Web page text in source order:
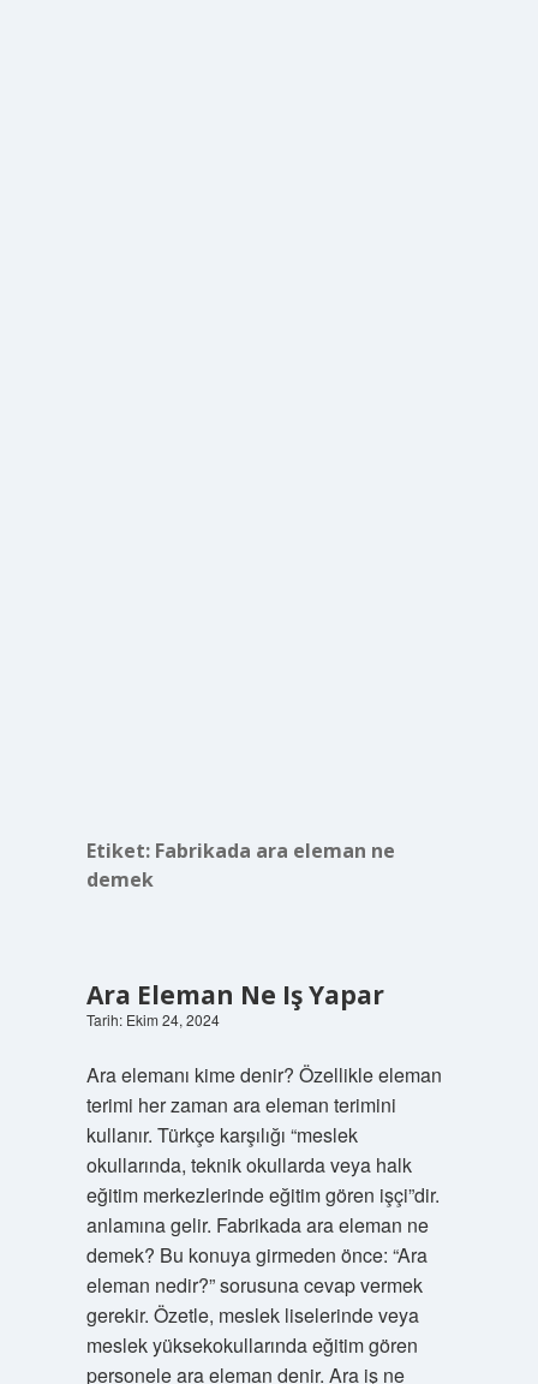
Etiket: Fabrikada ara eleman ne
demek
Ara Eleman Ne Iş Yapar
Tarih: Ekim 24, 2024
Ara elemanı kime denir? Özellikle eleman
terimi her zaman ara eleman terimini
kullanır. Türkçe karşılığı “meslek
okullarında, teknik okullarda veya halk
eğitim merkezlerinde eğitim gören işçi”dir.
anlamına gelir. Fabrikada ara eleman ne
demek? Bu konuya girmeden önce: “Ara
eleman nedir?” sorusuna cevap vermek
gerekir. Özetle, meslek liselerinde veya
meslek yüksekokullarında eğitim gören
personele ara eleman denir. Ara iş ne